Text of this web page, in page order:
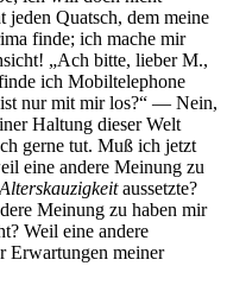
Quatsch, dem meine
finde; ich mache mir
„Ach bitte, lieber M.,
ich Mobiltelephone
nur mit mir los?“ — Nein,
Haltung dieser Welt
gerne tut. Muß ich jetzt
eine andere Meinung zu
Alterskauzigkeitaussetzte?
Meinung zu haben mir
Weil eine andere
Erwartungen meiner